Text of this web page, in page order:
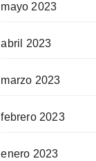
mayo 2023
abril 2023
marzo 2023
febrero 2023
enero 2023